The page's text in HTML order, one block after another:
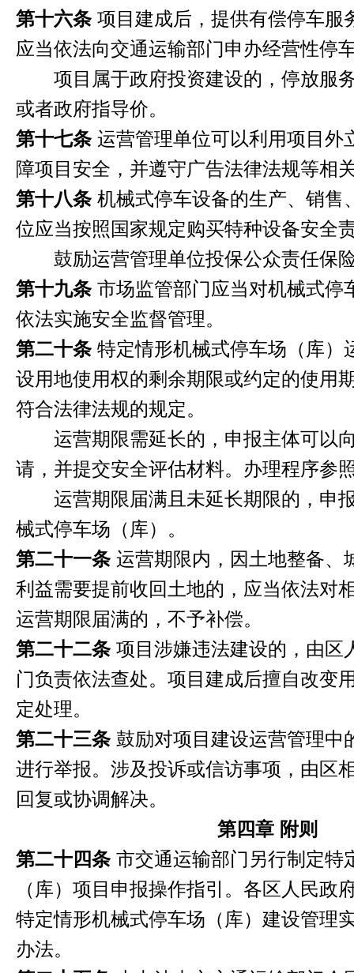
第十六条 项目建成后，提供有偿停车服
应当依法向交通运输部门申办经营性停
项目属于政府投资建设的，停放服
或者政府指导价。
第十七条 运营管理单位可以利用项目外
障项目安全，并遵守广告法律法规等相
第十八条 机械式停车设备的生产、销售
位应当按照国家规定购买特种设备安全
鼓励运营管理单位投保公众责任保
第十九条 市场监管部门应当对机械式停
依法实施安全监督管理。
第二十条 特定情形机械式停车场（库）
设用地使用权的剩余期限或约定的使用
符合法律法规的规定。
运营期限需延长的，申报主体可以
请，并提交安全评估材料。办理程序参
运营期限届满且未延长期限的，申
械式停车场（库）。
第二十一条 运营期限内，因土地整备、
利益需要提前收回土地的，应当依法对
运营期限届满的，不予补偿。
第二十二条 项目涉嫌违法建设的，由区
门负责依法查处。项目建成后擅自改变
定处理。
第二十三条 鼓励对项目建设运营管理中
进行举报。涉及投诉或信访事项，由区
回复或协调解决。
第四章 附则
第二十四条 市交通运输部门另行制定特
（库）项目申报操作指引。各区人民政
特定情形机械式停车场（库）建设管理
办法。